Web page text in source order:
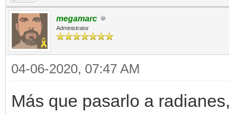
megamarc
Administrator
04-06-2020, 07:47 AM
Más que pasarlo a